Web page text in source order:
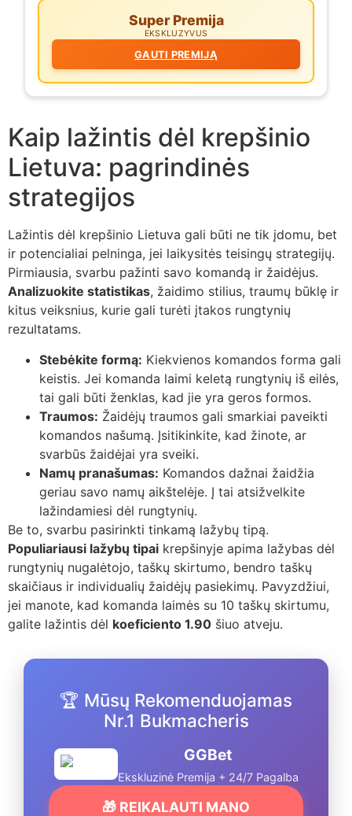
Super Premija
EKSKLUZYVUS
GAUTI PREMIJĄ
Kaip lažintis dėl krepšinio
Lietuva: pagrindinės
strategijos
Lažintis dėl krepšinio Lietuva gali būti ne tik įdomu, bet
ir potencialiai pelninga, jei laikysitės teisingų strategijų.
Pirmiausia, svarbu pažinti savo komandą ir žaidėjus.
Analizuokite statistikas, žaidimo stilius, traumų būklę ir
kitus veiksnius, kurie gali turėti įtakos rungtynių
rezultatams.
Stebėkite formą: Kiekvienos komandos forma gali
keistis. Jei komanda laimi keletą rungtynių iš eilės,
tai gali būti ženklas, kad jie yra geros formos.
Traumos: Žaidėjų traumos gali smarkiai paveikti
komandos našumą. Įsitikinkite, kad žinote, ar
svarbūs žaidėjai yra sveiki.
Namų pranašumas: Komandos dažnai žaidžia
geriau savo namų aikštelėje. Į tai atsižvelkite
lažindamiesi dėl rungtynių.
Be to, svarbu pasirinkti tinkamą lažybų tipą.
Populiariausi lažybų tipai krepšinyje apima lažybas dėl
rungtynių nugalėtojo, taškų skirtumo, bendro taškų
skaičiaus ir individualių žaidėjų pasiekimų. Pavyzdžiui,
jei manote, kad komanda laimės su 10 taškų skirtumu,
galite lažintis dėl koeficiento 1.90 šiuo atveju.
🏆 Mūsų Rekomenduojamas
Nr.1 Bukmacheris
GGBet
Ekskluzinė Premija + 24/7 Pagalba
🎁 REIKALAUTI MANO